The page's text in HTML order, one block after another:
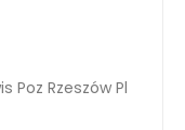
Poz Rzeszów Pl